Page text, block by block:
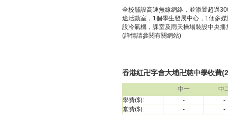
全校舖設高速無線網絡，並添置超過
途活動室，1個學生發展中心，1個多
設冷氣機，課室及雨天操場裝設中央
(詳情請參閱有關網站)
香港紅卍字會大埔卍慈中學收費
中一
中
學費($):
-
-
堂費($):
- -